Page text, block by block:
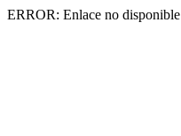
ERROR: Enlace no disponible